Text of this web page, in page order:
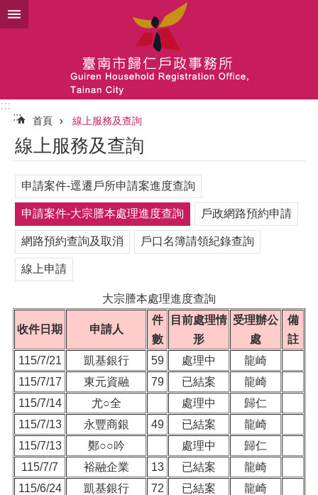
跳到主要內容區塊
:::
:::
首頁 線上服務及查詢
線上服務及查詢
申請案件-逕遷戶所申請案進度查詢
申請案件-大宗謄本處理進度查詢 戶政網路預約申請
網路預約查詢及取消 戶口名簿請領紀錄查詢
線上申請
大宗謄本處理進度查詢
收件日期 申請人
件
數
目前處理情
形
受理辦公
處
備
註
115/7/21
凱基銀行 59 處理中
龍崎
115/7/17
東元資融 79 已結案
龍崎
115/7/14
尤○全 處理中
歸仁
115/7/13
永豐商銀 49 已結案
龍崎
115/7/13
鄭○○吟 處理中
歸仁
115/7/7
裕融企業 13 已結案
龍崎
115/6/24
凱基銀行 72 已結案
龍崎